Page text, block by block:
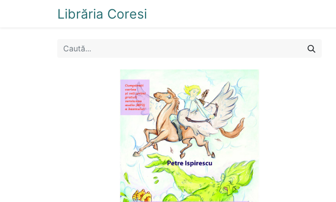
Librăria Coresi